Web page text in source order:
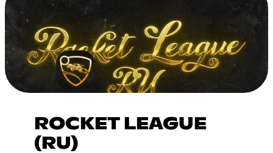
ROCKET LEAGUE
(RU)